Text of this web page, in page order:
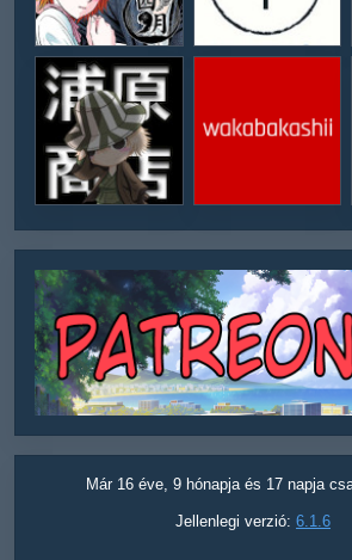
Már 16 éve, 9 hónapja és 17 napja
Jellenlegi verzió: 6.1.6